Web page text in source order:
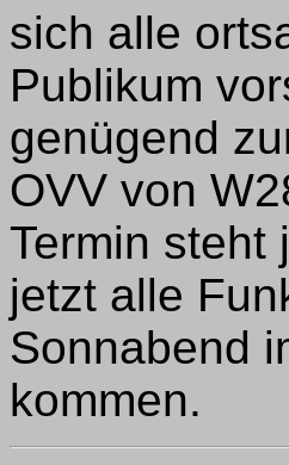
sich alle
Publikum
genügend
OVV von
Termin steht
jetzt alle
Sonnabend
kommen.